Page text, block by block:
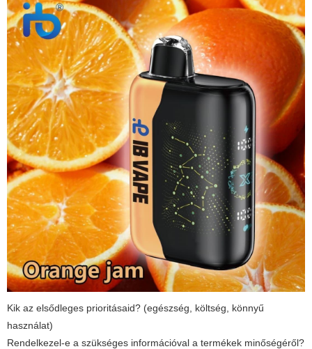
Kik az elsődleges prioritásaid? (egészség, költség, könnyű
használat)
Rendelkezel-e a szükséges információval a termékek minőségéről?